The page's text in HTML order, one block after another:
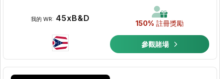
150% 註冊獎勵
我的 WR: 45xB&D
參觀賭場